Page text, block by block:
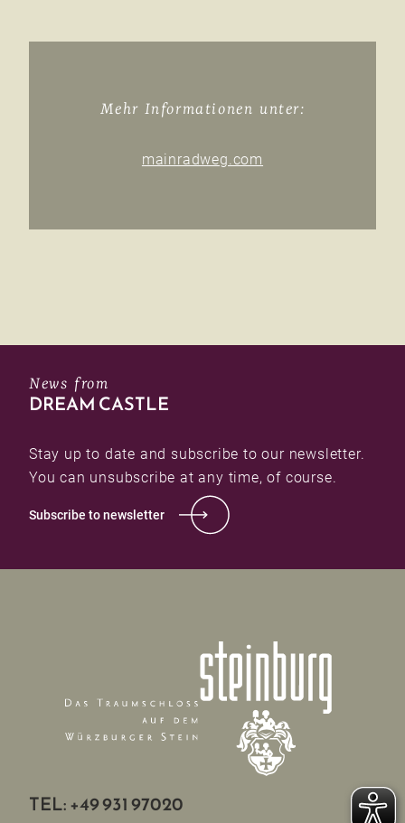
Mehr Informationen unter:
mainradweg.com
News from
DREAM CASTLE
Stay up to date and subscribe to our newsletter.
You can unsubscribe at any time, of course.
Subscribe to newsletter
TEL: +49 931 97020